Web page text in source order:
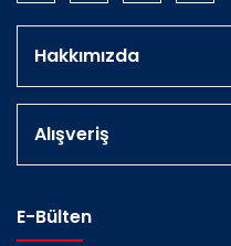
Hakkımızda
Alışveriş
E-Bülten